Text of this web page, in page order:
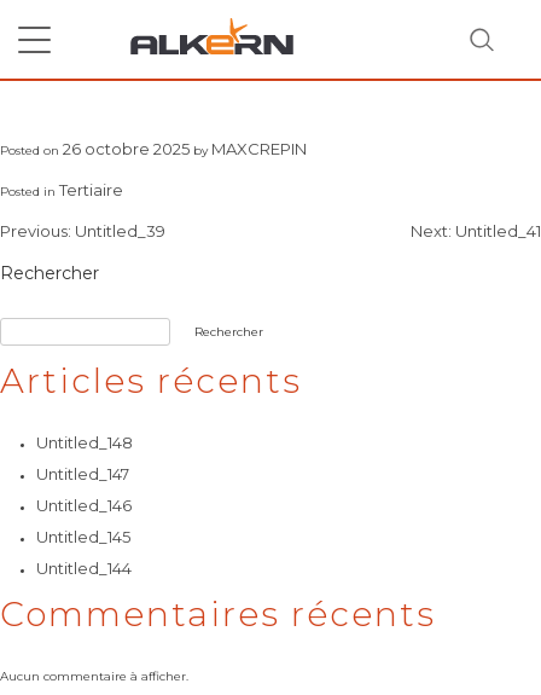
content
RECHERCHER
Posted on 26 octobre 2025 by MAXCREPIN
Posted inTertiaire
Navigation
de
Previous: Untitled_39 Next: Untitled_41
Rechercher
Rechercher
Articles récents
Untitled_148
Untitled_147
Untitled_146
Untitled_145
Untitled_144
Commentaires récents
Aucun commentaire à afficher.